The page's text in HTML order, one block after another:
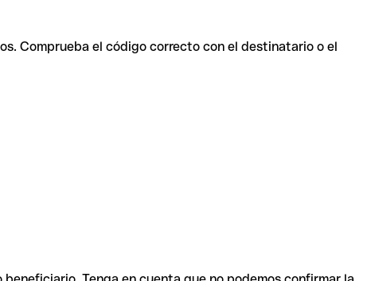
Comprueba el código correcto con el destinatario o el